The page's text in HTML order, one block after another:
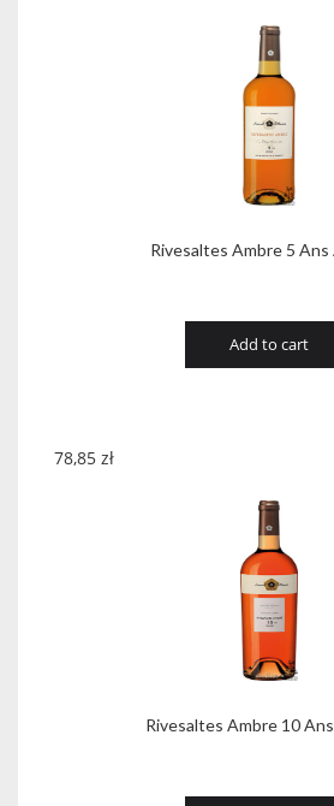
Rivesaltes Ambre 5 Ans
Add to cart
Rivesaltes Ambre 10
78,85 zł